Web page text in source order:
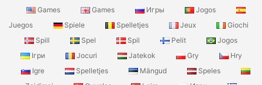
Games Games Игры
Jogos
Juegos
Spiele Spelletjes Jeux
Giochi
Spill
Spel Spil Pelit
Jogos
Ігри
Jocuri Jatekok Gry
Hry
Igre
Spelletjes Mängud
Speles